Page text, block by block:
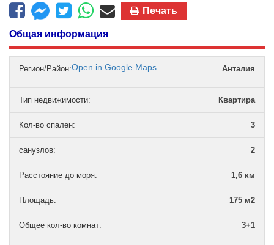
Печать
Общая информация
Регион/Район: Анталия
Open in Google Maps
Тип недвижимости: Квартира
Кол-во спален: 3
санузлов: 2
Расстояние до моря: 1,6 км
Площадь: 175 м2
Общее кол-во комнат: 3+1